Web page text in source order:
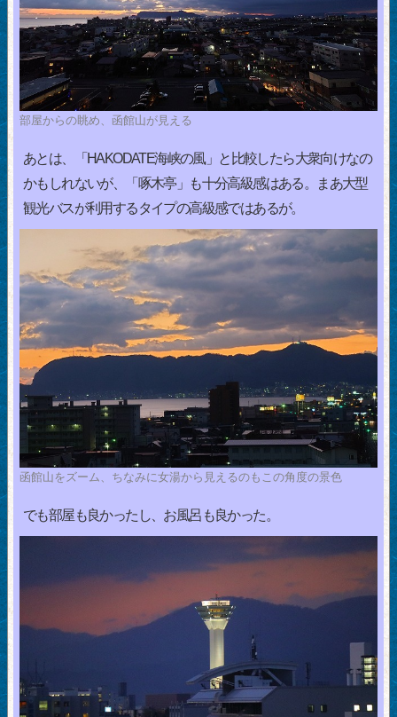
部屋からの眺め、函館山が見える
あとは、「HAKODATE海峡の風」と比較したら大衆向けなの
かもしれないが、「啄木亭」も十分高級感はある。まあ大型
観光バスが利用するタイプの高級感ではあるが。
函館山をズーム、ちなみに女湯から見えるのもこの角度の景色
でも部屋も良かったし、お風呂も良かった。